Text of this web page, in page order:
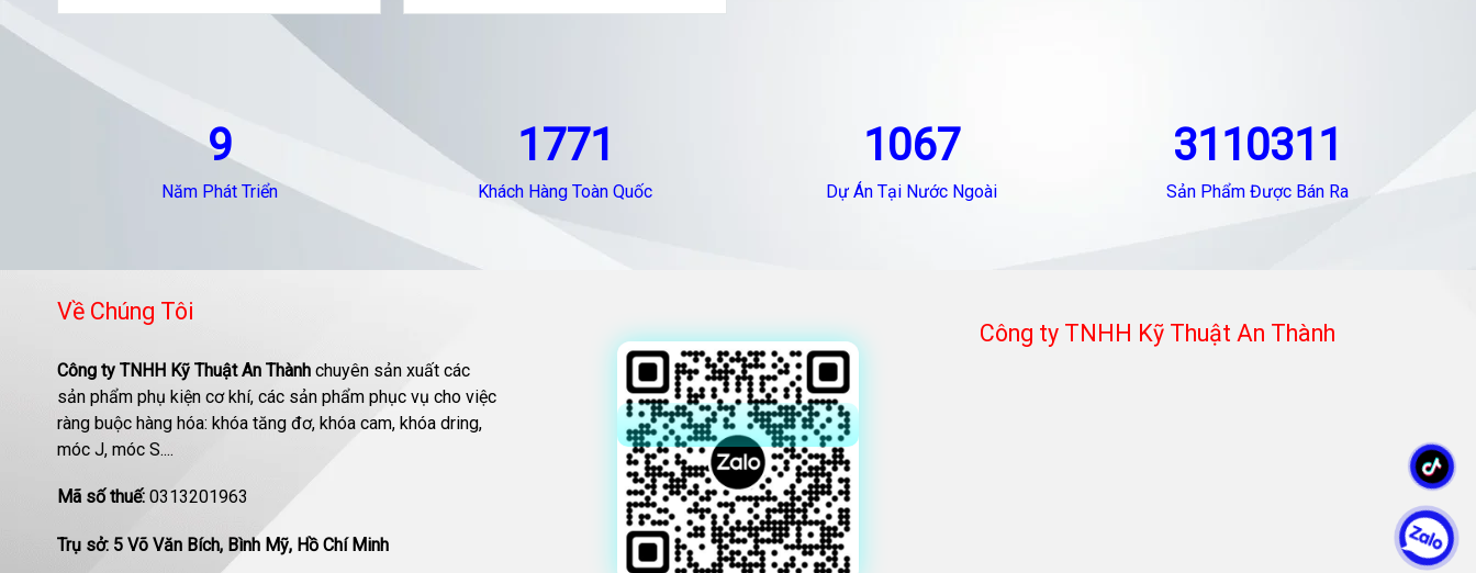
9
Năm Phát Triển
1771
Khách Hàng Toàn Quốc
1067
Dự Án Tại Nước Ngoài
3110311
Sản Phẩm Được Bán Ra
Về Chúng Tôi
Công ty TNHH Kỹ Thuật An Thành chuyên sản xuất các
sản phẩm phụ kiện cơ khí, các sản phẩm phục vụ cho việc
ràng buộc hàng hóa: khóa tăng đơ, khóa cam, khóa dring,
móc J, móc S....
Mã số thuế: 0313201963
Trụ sở: 5 Võ Văn Bích, Bình Mỹ, Hồ Chí Minh
Công ty TNHH Kỹ Thuật An Thành